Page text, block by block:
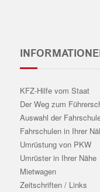
KFZ-Hilfe vom Staat
Der Weg zum
Auswahl der
Fahrschulen in Ihrer
Umrüstung von PKW
Umrüster in Ihrer Nähe
Mietwagen
Zeitschriften / Links